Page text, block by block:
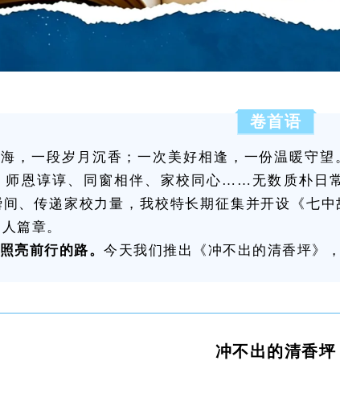
卷首语
，一段岁月沉香；一次美好相逢，一份温暖守
师恩谆谆、同窗相伴、家校同心……无数质朴日
、传递家校力量，我校特长期征集并开设《七
篇章。
亮前行的路。 今天我们推出《冲不出的清香坪》
冲不出的清香坪